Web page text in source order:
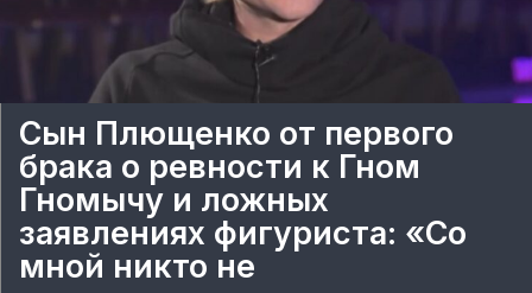
Сын Плющенко от первого
брака о ревности к Гном
Гномычу и ложных
заявлениях фигуриста: «Со
мной никто не